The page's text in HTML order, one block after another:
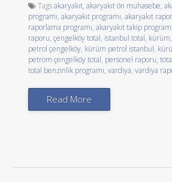
Tagsakaryakıt,akaryakıt ön muhasebe,
programı,akaryakıt programı,akaryakıt
raporlama programı,akaryakıt takip programı
raporu,çengelköy total, istanbul total, kürüm,
petrol çengelköy, kürüm petrol istanbul,
petrom çengelköy total, personel raporu,
total benzinlik programı,vardiya,vardiya
Read More